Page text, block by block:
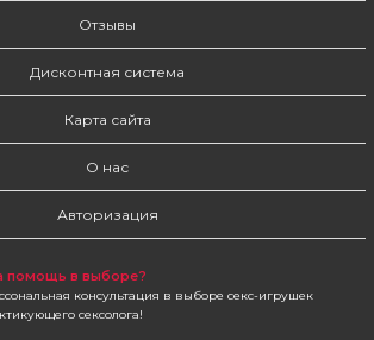
Отзывы
Дисконтная система
Карта сайта
О нас
Авторизация
помощь в выборе?
консультация в выборе секс-игрушек
сексолога!